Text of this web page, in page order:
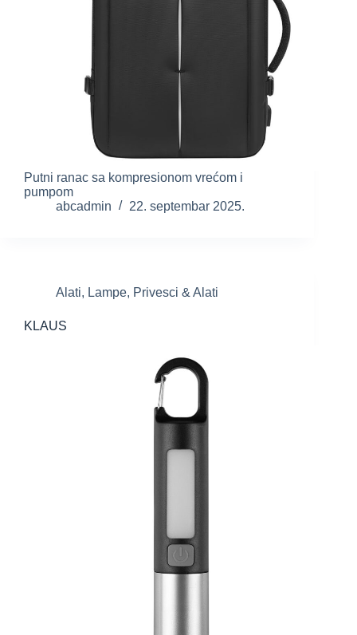
Putni ranac sa kompresionom vrećom i
pumpom
abcadmin
22. septembar 2025.
Alati, Lampe, Privesci & Alati
KLAUS